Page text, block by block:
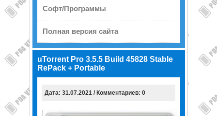
Софт/Программы
Полная версия сайта
uTorrent Pro 3.5.5 Build 45828 Stable
RePack + Portable
Дата: 31.07.2021 / Комментариев: 0